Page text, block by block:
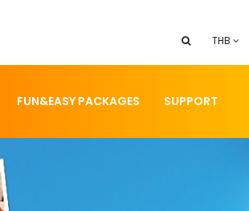
THB
FUN&EASY PACKAGES SUPPORT